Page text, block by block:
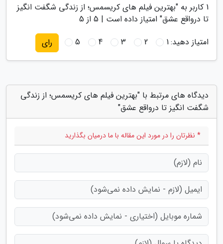
1 کاربر به "بهترین فیلم های کریسمس؛ از زندگی شگفت انگیز
تا درواقع عشق" امتیاز داده است | 5 از 5
امتیاز دهید:1
2
3
4
5 رای
دیدگاه های مرتبط با "بهترین فیلم های کریسمس؛ از زندگی
شگفت انگیز تا درواقع عشق"
* نظرتان را در مورد این مقاله با ما درمیان بگذارید